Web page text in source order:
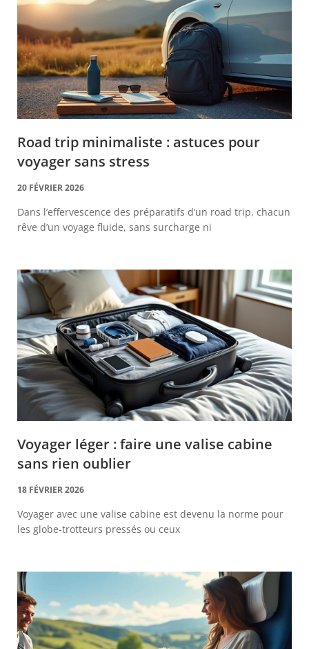
Road trip minimaliste : astuces pour
voyager sans stress
20 FÉVRIER 2026
Dans l’effervescence des préparatifs d’un road trip, chacun
rêve d’un voyage fluide, sans surcharge ni
Voyager léger : faire une valise cabine
sans rien oublier
18 FÉVRIER 2026
Voyager avec une valise cabine est devenu la norme pour
les globe-trotteurs pressés ou ceux